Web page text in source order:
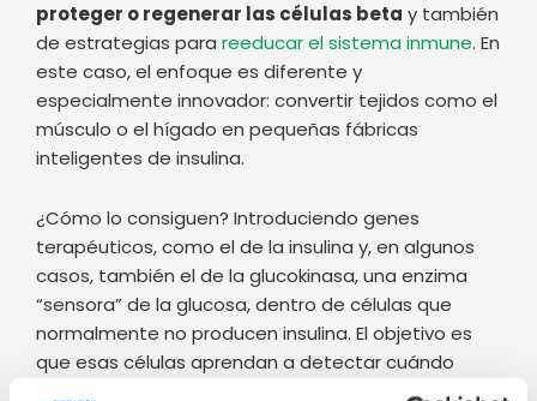
inteligentes de insulina.
¿Cómo lo consiguen? Introduciendo genes
terapéuticos, como el de la insulina y, en algunos
casos, también el de la glucokinasa, una enzima
“sensora” de la glucosa, dentro de células que
que esas células aprendan a detectar cuándo
sube el azúcar en sangre yrespondan liberando
insulina, imitando el comportamiento natural de
unas células beta sanas.
Para transportar este material genético, los